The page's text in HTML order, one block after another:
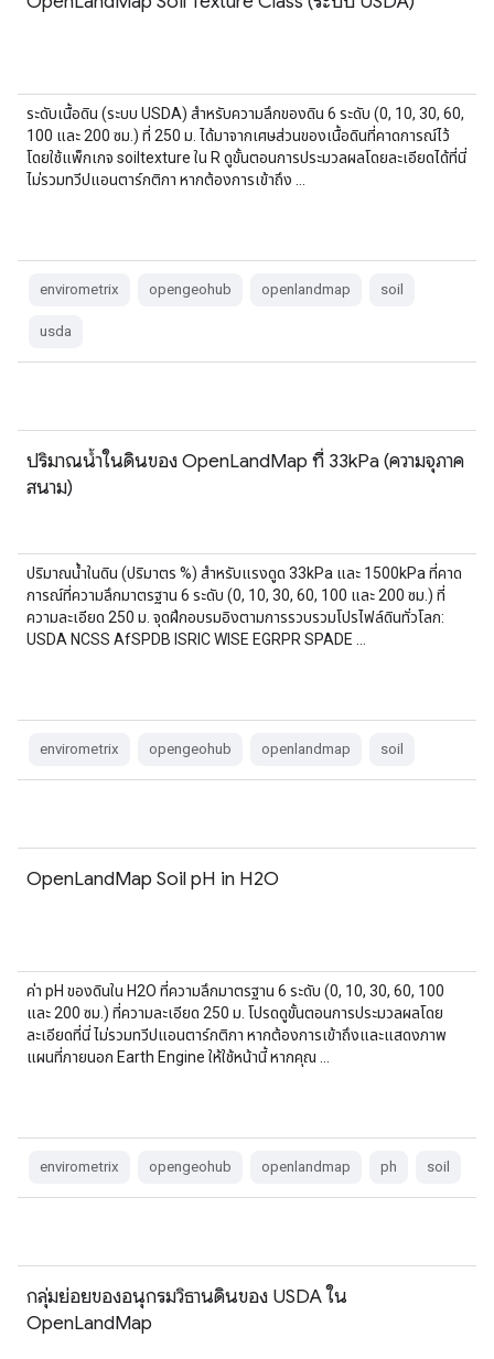
ระดับเนื้อดิน (ระบบ USDA) สำหรับความลึกของดิน 6 ระดับ (0, 10, 30, 60,
100 และ 200 ซม.) ที่ 250 ม. ได้มาจากเศษส่วนของเนื้อดินที่คาดการณ์ไว้
โดยใช้แพ็กเกจ soiltexture ใน R ดูขั้นตอนการประมวลผลโดยละเอียดได้ที่นี่
ไม่รวมทวีปแอนตาร์กติกา หากต้องการเข้าถึง …
envirometrix opengeohub openlandmap soil
usda
ปริมาณน้ำในดินของ OpenLandMap ที่ 33kPa (ความจุภาค
สนาม)
ปริมาณน้ำในดิน (ปริมาตร %) สำหรับแรงดูด 33kPa และ 1500kPa ที่คาด
การณ์ที่ความลึกมาตรฐาน 6 ระดับ (0, 10, 30, 60, 100 และ 200 ซม.) ที่
ความละเอียด 250 ม. จุดฝึกอบรมอิงตามการรวบรวมโปรไฟล์ดินทั่วโลก:
USDA NCSS AfSPDB ISRIC WISE EGRPR SPADE …
envirometrix opengeohub openlandmap soil
OpenLandMap Soil pH in H2O
ค่า pH ของดินใน H2O ที่ความลึกมาตรฐาน 6 ระดับ (0, 10, 30, 60, 100
และ 200 ซม.) ที่ความละเอียด 250 ม. โปรดดูขั้นตอนการประมวลผลโดย
ละเอียดที่นี่ ไม่รวมทวีปแอนตาร์กติกา หากต้องการเข้าถึงและแสดงภาพ
แผนที่ภายนอก Earth Engine ให้ใช้หน้านี้ หากคุณ …
envirometrix opengeohub openlandmap ph soil
กลุ่มย่อยของอนุกรมวิธานดินของ USDA ใน
OpenLandMap